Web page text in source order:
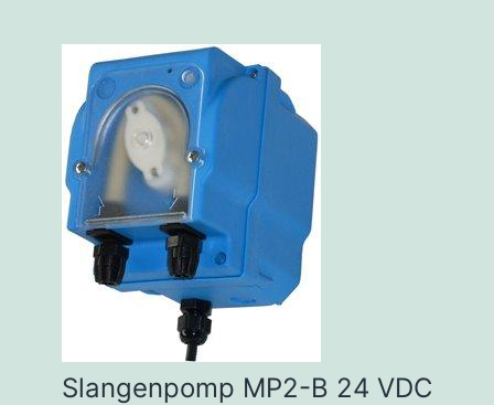
Slangenpomp MP2-B 24 VDC